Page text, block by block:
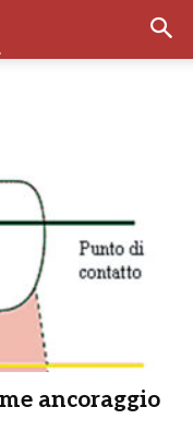
ancoraggio